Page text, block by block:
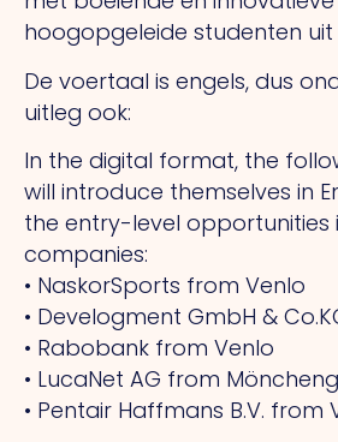
hoogopgeleide studenten uit
De voertaal is engels, dus
uitleg ook:
In the digital format, the
will introduce themselves in
the entry-level opportunities
companies:
• NaskorSports from Venlo
• Develogment GmbH &
• Rabobank from Venlo
• LucaNet AG from
• Pentair Haffmans B.V. from